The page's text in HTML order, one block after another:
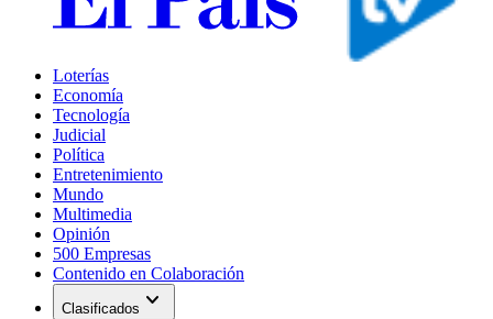
Loterías
Economía
Tecnología
Judicial
Política
Entretenimiento
Mundo
Multimedia
Opinión
500 Empresas
Contenido en Colaboración
Clasificados expand_more